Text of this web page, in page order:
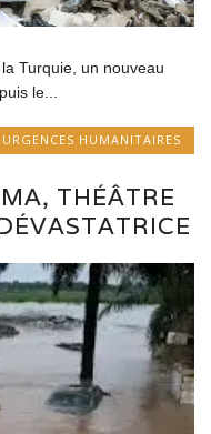
Turquie, un nouveau
le...
URGENCES HUMANITAIRES
THÉÂTRE